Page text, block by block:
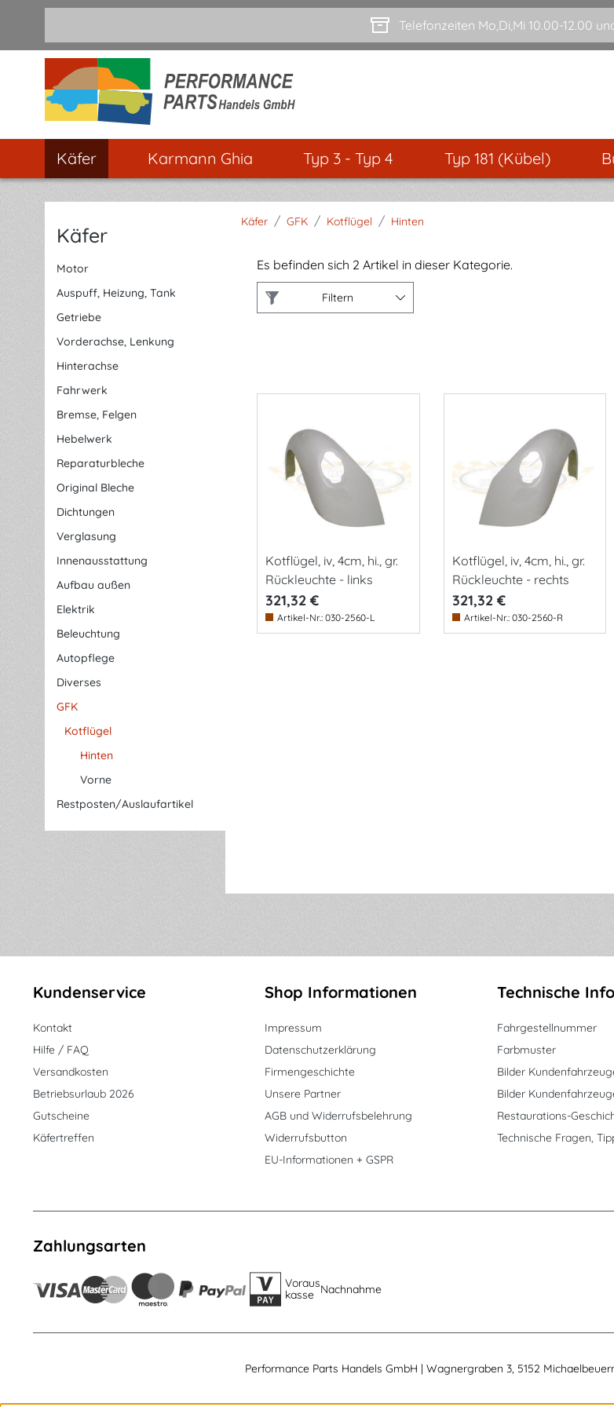
Telefonzeiten Mo,Di,Mi 10.00-12.00
Käfer Karmann Ghia Typ 3 - Typ 4 Typ 181 (Kübel)
Käfer
Motor
Auspuff, Heizung, Tank
Getriebe
Vorderachse, Lenkung
Hinterachse
Fahrwerk
Bremse, Felgen
Hebelwerk
Reparaturbleche
Original Bleche
Dichtungen
Verglasung
Innenausstattung
Aufbau außen
Elektrik
Beleuchtung
Autopflege
Diverses
GFK
Kotflügel
Hinten
Vorne
Restposten/Auslaufartikel
Käfer / GFK / Kotflügel / Hinten
Es befinden sich 2 Artikel in dieser Kategorie.
Filtern
Kotflügel, iv, 4cm, hi., gr.
Rückleuchte - links
321,32 €
Artikel-Nr.: 030-2560-L
Kotflügel, iv, 4cm, hi., gr.
Rückleuchte - rechts
321,32 €
Artikel-Nr.: 030-2560-R
Kundenservice
Kontakt
Hilfe / FAQ
Versandkosten
Betriebsurlaub 2026
Gutscheine
Käfertreffen
Shop Informationen
Impressum
Datenschutzerklärung
Firmengeschichte
Unsere Partner
AGB und Widerrufsbelehrung
Widerrufsbutton
EU-Informationen + GSPR
Technische
Fahrgestellnummer
Farbmuster
Bilder
Bilder
Restaurations-
Technische Fragen,
Zahlungsarten
Voraus
kasse Nachnahme
Performance Parts Handels GmbH | Wagnergraben 3, 5152